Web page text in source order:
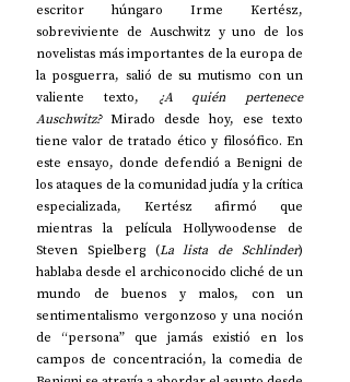
escritor húngaro Irme Kertész,
sobreviviente de Auschwitz y uno de los
novelistas más importantes de la europa de
la posguerra, salió de su mutismo con un
valiente texto, ¿A quién pertenece
Auschwitz? Mirado desde hoy, ese texto
tiene valor de tratado ético y filosófico. En
este ensayo, donde defendió a Benigni de
los ataques de la comunidad judía y la crítica
especializada, Kertész afirmó que
mientras la película Hollywoodense de
Steven Spielberg (La lista de Schlinder)
hablaba desde el archiconocido cliché de un
mundo de buenos y malos, con un
sentimentalismo vergonzoso y una noción
de “persona” que jamás existió en los
campos de concentración, la comedia de